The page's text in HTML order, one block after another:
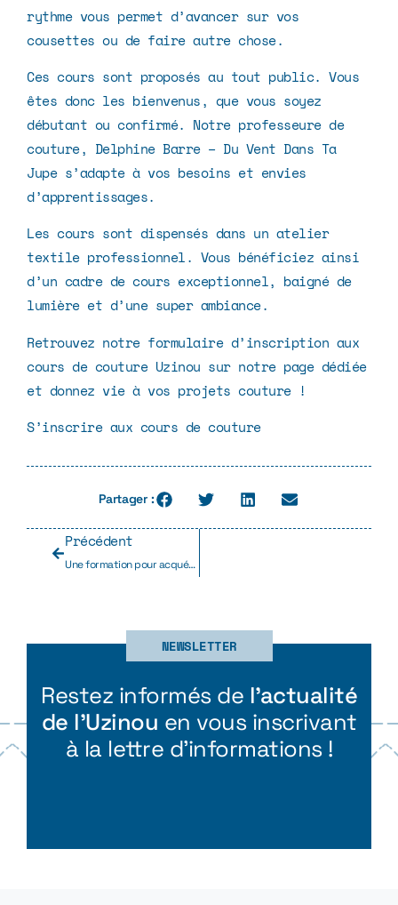
rythme vous permet d’avancer sur vos
cousettes ou de faire autre chose.
Ces cours sont proposés au tout public. Vous
êtes donc les bienvenus, que vous soyez
débutant ou confirmé. Notre professeure de
couture, Delphine Barre – Du Vent Dans Ta
Jupes’adapte à vos besoins et envies
d’apprentissages.
Les cours sont dispensés dans un atelier
textile professionnel. Vous bénéficiez ainsi
d’un cadre de cours exceptionnel, baigné de
lumière et d’une super ambiance.
Retrouvez notre formulaire d’inscription aux
cours de couture Uzinou sur notre page dédiée
et donnez vie à vos projets couture !
S’inscrire aux cours de couture
Partager :
Précédent
Une formation pour acquérir les techniques en laine feutrée
NEWSLETTER
Restez informés de l’actualité
de l’Uzinou en vous inscrivant
à la lettre d’informations !